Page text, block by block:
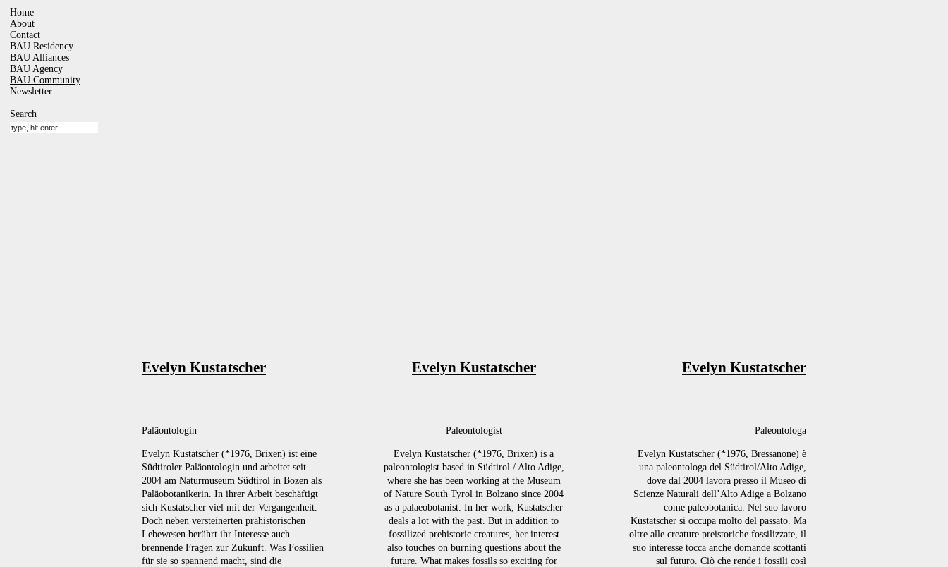
Home
About
Contact
BAU Residency
BAU Alliances
BAU Agency
BAU Community
Newsletter
Search
Evelyn Kustatscher Evelyn Kustatscher Evelyn Kustatscher
Paläontologin
Evelyn Kustatscher(*1976, Brixen) ist eine
Südtiroler Paläontologin und arbeitet seit
2004 am Naturmuseum Südtirol in Bozen als
Paläobotanikerin. In ihrer Arbeit beschäftigt
sich Kustatscher viel mit der Vergangenheit.
Doch neben versteinerten prähistorischen
Lebewesen berührt ihr Interesse auch
brennende Fragen zur Zukunft. Was Fossilien
für sie so spannend macht, sind die
Paleontologist
Evelyn Kustatscher (*1976, Brixen) is a
paleontologist based in Südtirol / Alto Adige,
where she has been working at the Museum
of Nature South Tyrol in Bolzano since 2004
as a palaeobotanist. In her work, Kustatscher
deals a lot with the past. But in addition to
fossilized prehistoric creatures, her interest
also touches on burning questions about the
future. What makes fossils so exciting for
Paleontologa
Evelyn Kustatscher(*1976, Bressanone) è
una paleontologa del Südtirol/Alto Adige,
dove dal 2004 lavora presso il Museo di
Scienze Naturali dell’Alto Adige a Bolzano
come paleobotanica. Nel suo lavoro
Kustatscher si occupa molto del passato. Ma
oltre alle creature preistoriche fossilizzate, il
suo interesse tocca anche domande scottanti
sul futuro. Ciò che rende i fossili così